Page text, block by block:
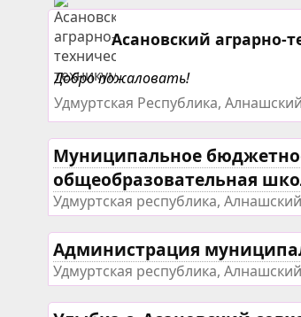
Асановский аграрно-
Добро пожаловать!
Удмуртская Республика,
Муниципальное
общеобразовательная
Удмуртская республика,
Администрация
Удмуртская республика,